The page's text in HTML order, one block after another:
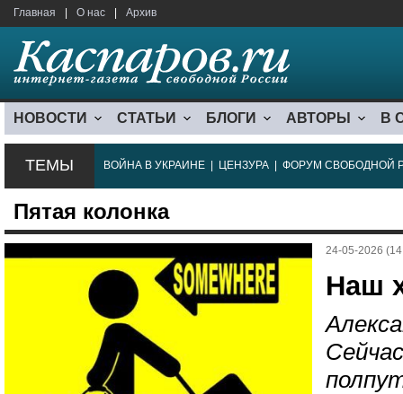
Главная О нас Архив
НОВОСТИ СТАТЬИ БЛОГИ АВТОРЫ В
ТЕМЫ ВОЙНА В УКРАИНЕ ЦЕНЗУРА ФОРУМ СВОБОДНОЙ
Пятая колонка
24-05-2026
Наш